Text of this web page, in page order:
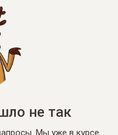
не так
Мы уже в курсе